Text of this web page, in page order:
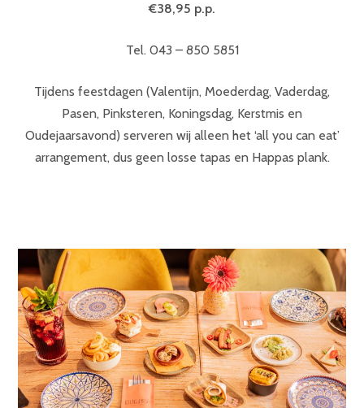
€38,95 p.p.
Tel. 043 – 850 5851
Tijdens feestdagen (Valentijn, Moederdag, Vaderdag,
Pasen, Pinksteren, Koningsdag, Kerstmis en
Oudejaarsavond) serveren wij alleen het ‘all you can eat’
arrangement, dus geen losse tapas en Happas plank.